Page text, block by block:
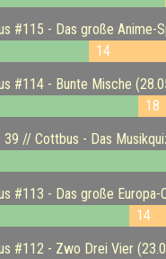
#115 - Das große
14
#114 - Bunte Mische
18
39 // Cottbus - Das
#113 - Das große Europa-
14
#112 - Zwo Drei Vier